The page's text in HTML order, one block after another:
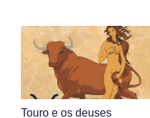
Touro e os deuses